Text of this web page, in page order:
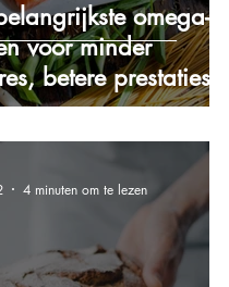
omega-3
voor minder
betere prestaties
energie!
4 minuten om te lezen